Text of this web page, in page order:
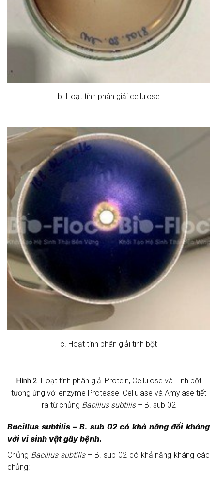
b. Hoạt tính phân giải cellulose
c. Hoạt tính phân giải tinh bột
Hình 2. Hoạt tính phân giải Protein, Cellulose và Tinh bột
tương ứng với enzyme Protease, Cellulase và Amylase tiết
ra từ chủng Bacillus subtilis– B. sub 02
Bacillus subtilis–B. sub 02 có khả năng đối kháng
với vi sinh vật gây bệnh.
Chủng Bacillus subtilis– B. sub 02 có khả năng kháng các
chủng: